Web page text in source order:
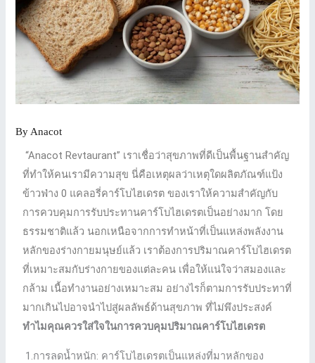
ByAnacot
“Anacot Revtaurant” เราเชื่อว่าสุขภาพที่ดีเป็นพื้นฐานสำคัญ
ที่ทำให้คนเรามีความสุข นี่คือเหตุผลว่าเหตุใดผลิตภัณฑ์แป้ง
ข้าวฟ่าง 0 แคลอรี่คาร์โบไฮเดรต ของเราให้ความสําคัญกับ
การควบคุมการรับประทานคาร์โบไฮเดรตเป็นอย่างมาก โดย
ธรรมชาติแล้ว นอกเหนือจากการทําหน้าที่เป็นแหล่งพลังงาน
หลักของร่างกายมนุษย์แล้ว เราต้องการปริมาณคาร์โบไฮเดรต
ที่เหมาะสมกับร่างกายของแต่ละคน เพื่อให้แน่ใจว่าสมองและ
กล้าม เนื้อทํางานอย่างเหมาะสม อย่างไรก็ตามการรับประทาที่
มากเกินไปอาจนําไปสู่ผลลัพธ์ด้านสุขภาพ ที่ไม่พึงประสงค์
ทําไมคุณควรใส่ใจในการควบคุมปริมาณคาร์โบไฮเดรต
1.การลดน้ำหนัก: คาร์โบไฮเดรตเป็นแหล่งที่มาหลักของ